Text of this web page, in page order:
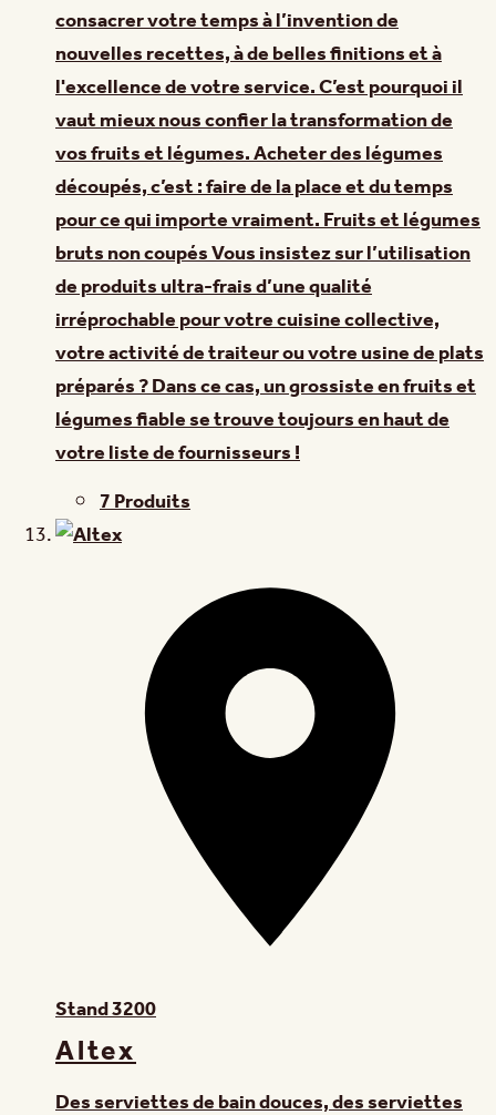
consacrer votre temps à l’invention de
nouvelles recettes, à de belles finitions et à
l'excellence de votre service. C’est pourquoi il
vaut mieux nous confier la transformation de
vos fruits et légumes. Acheter des légumes
découpés, c’est : faire de la place et du temps
pour ce qui importe vraiment. Fruits et légumes
bruts non coupés Vous insistez sur l’utilisation
de produits ultra-frais d’une qualité
irréprochable pour votre cuisine collective,
votre activité de traiteur ou votre usine de plats
préparés ? Dans ce cas, un grossiste en fruits et
légumes fiable se trouve toujours en haut de
votre liste de fournisseurs !
7 Produits
Stand3200
Altex
Des serviettes de bain douces, des serviettes